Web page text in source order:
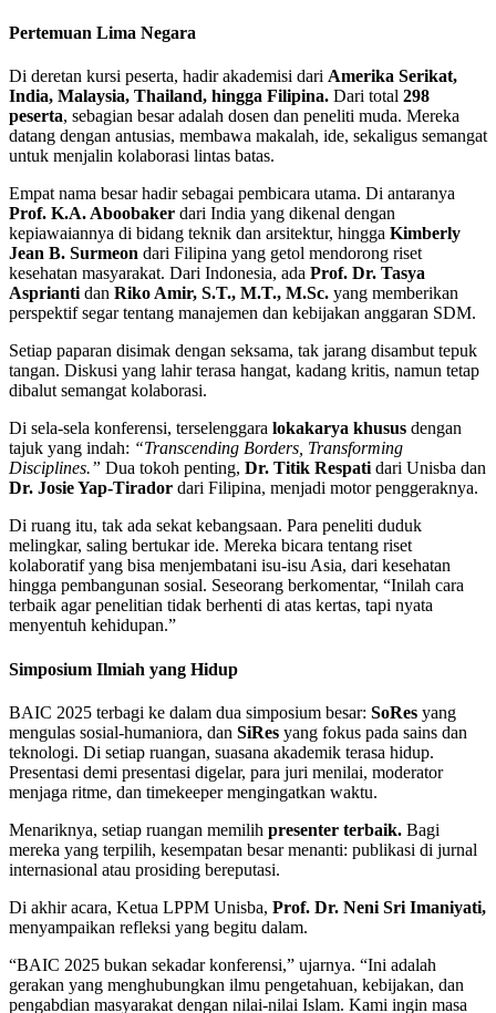
Pertemuan Lima Negara
Di deretan kursi peserta, hadir akademisi dari Amerika Serikat,
India, Malaysia, Thailand, hingga Filipina. Dari total 298
peserta, sebagian besar adalah dosen dan peneliti muda. Mereka
datang dengan antusias, membawa makalah, ide, sekaligus semangat
untuk menjalin kolaborasi lintas batas.
Empat nama besar hadir sebagai pembicara utama. Di antaranya
Prof. K.A. Aboobaker dari India yang dikenal dengan
kepiawaiannya di bidang teknik dan arsitektur, hingga Kimberly
Jean B. Surmeon dari Filipina yang getol mendorong riset
kesehatan masyarakat. Dari Indonesia, ada Prof. Dr. Tasya
Asprianti dan Riko Amir, S.T., M.T., M.Sc. yang memberikan
perspektif segar tentang manajemen dan kebijakan anggaran SDM.
Setiap paparan disimak dengan seksama, tak jarang disambut tepuk
tangan. Diskusi yang lahir terasa hangat, kadang kritis, namun tetap
dibalut semangat kolaborasi.
Di sela-sela konferensi, terselenggara lokakarya khusus dengan
tajuk yang indah: “Transcending Borders, Transforming
Disciplines.” Dua tokoh penting, Dr. Titik Respati dari Unisba dan
Dr. Josie Yap-Tirador dari Filipina, menjadi motor penggeraknya.
Di ruang itu, tak ada sekat kebangsaan. Para peneliti duduk
melingkar, saling bertukar ide. Mereka bicara tentang riset
kolaboratif yang bisa menjembatani isu-isu Asia, dari kesehatan
hingga pembangunan sosial. Seseorang berkomentar, “Inilah cara
terbaik agar penelitian tidak berhenti di atas kertas, tapi nyata
menyentuh kehidupan.”
Simposium Ilmiah yang Hidup
BAIC 2025 terbagi ke dalam dua simposium besar: SoRes yang
mengulas sosial-humaniora, dan SiRes yang fokus pada sains dan
teknologi. Di setiap ruangan, suasana akademik terasa hidup.
Presentasi demi presentasi digelar, para juri menilai, moderator
menjaga ritme, dan timekeeper mengingatkan waktu.
Menariknya, setiap ruangan memilih presenter terbaik. Bagi
mereka yang terpilih, kesempatan besar menanti: publikasi di jurnal
internasional atau prosiding bereputasi.
Di akhir acara, Ketua LPPM Unisba, Prof. Dr. Neni Sri Imaniyati,
menyampaikan refleksi yang begitu dalam.
“BAIC 2025 bukan sekadar konferensi,” ujarnya. “Ini adalah
gerakan yang menghubungkan ilmu pengetahuan, kebijakan, dan
pengabdian masyarakat dengan nilai-nilai Islam. Kami ingin masa